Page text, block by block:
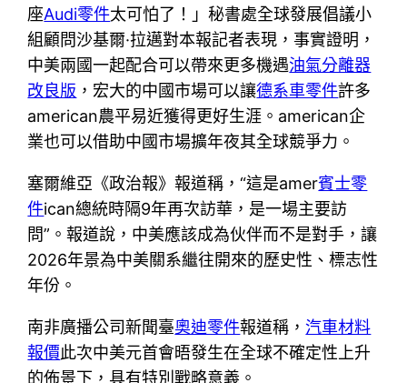
座Audi零件太可怕了！」秘書處全球發展倡議小
組顧問沙基爾·拉邁對本報記者表現，事實證明，
中美兩國一起配合可以帶來更多機遇油氣分離器
改良版 ，宏大的中國市場可以讓德系車零件許多
american農平易近獲得更好生涯。american企
業也可以借助中國市場擴年夜其全球競爭力。
塞爾維亞《政治報》報道稱，“這是amer賓士零
件ican總統時隔9年再次訪華，是一場主要訪
問”。報道說，中美應該成為伙伴而不是對手，讓
2026年景為中美關系繼往開來的歷史性、標志性
年份。
南非廣播公司新聞臺奧迪零件報道稱，汽車材料
報價此次中美元首會晤發生在全球不確定性上升
的佈景下，具有特別戰略意義。